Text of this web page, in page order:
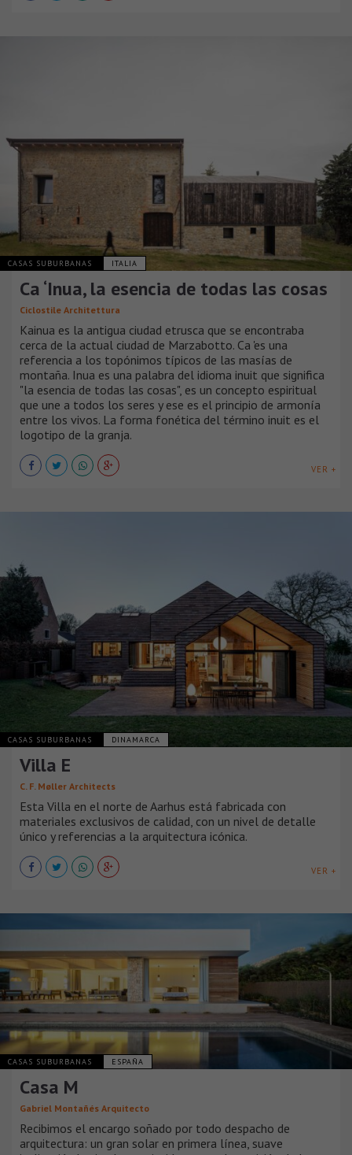
CASAS SUBURBANAS ITALIA
Ca ‘Inua, la esencia de todas las cosas
Ciclostile Architettura
Kainua es la antigua ciudad etrusca que se encontraba
cerca de la actual ciudad de Marzabotto. Ca 'es una
referencia a los topónimos típicos de las masías de
montaña. Inua es una palabra del idioma inuit que significa
"la esencia de todas las cosas", es un concepto espiritual
que une a todos los seres y ese es el principio de armonía
entre los vivos. La forma fonética del término inuit es el
logotipo de la granja.
VER +
CASAS SUBURBANAS DINAMARCA
Villa E
C. F. Møller Architects
Esta Villa en el norte de Aarhus está fabricada con
materiales exclusivos de calidad, con un nivel de detalle
único y referencias a la arquitectura icónica.
VER +
CASAS SUBURBANAS ESPAÑA
Casa M
Gabriel Montañés Arquitecto
Recibimos el encargo soñado por todo despacho de
arquitectura: un gran solar en primera línea, suave